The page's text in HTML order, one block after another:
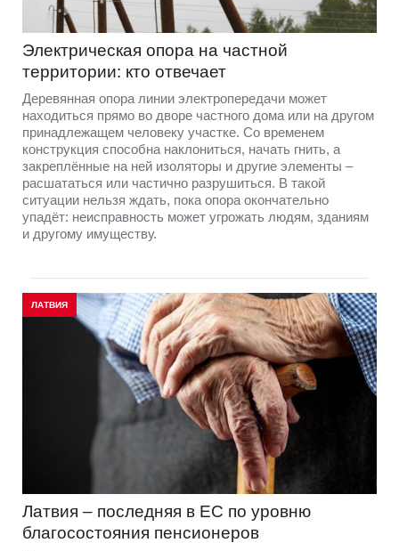
Электрическая опора на частной
территории: кто отвечает
Деревянная опора линии электропередачи может
находиться прямо во дворе частного дома или на другом
принадлежащем человеку участке. Со временем
конструкция способна наклониться, начать гнить, а
закреплённые на ней изоляторы и другие элементы –
расшататься или частично разрушиться. В такой
ситуации нельзя ждать, пока опора окончательно
упадёт: неисправность может угрожать людям, зданиям
и другому имуществу.
ЛАТВИЯ
Латвия – последняя в ЕС по уровню
благосостояния пенсионеров